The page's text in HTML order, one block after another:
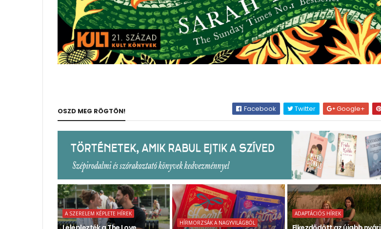
OSZD MEG RÖGTÖN! Facebook Twitter Google+
A SZERELEM KÉPLETE HÍREK
HÍRMORZSÁK A NAGYVILÁGBÓL
ADAPTÁCIÓS HÍREK